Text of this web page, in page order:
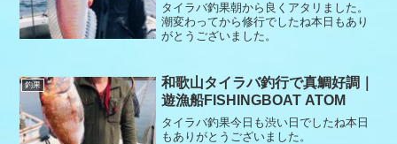
タイラバ釣果朝から良くアタリました。
潮変わってから修行でしたね本日もあり
がとうございました。
釣果
和歌山タイラバ釣行で真鯛好調｜
遊漁船FISHINGBOAT ATOM
タイラバ釣果今日も渋い日でしたね本日
もありがとうございました。